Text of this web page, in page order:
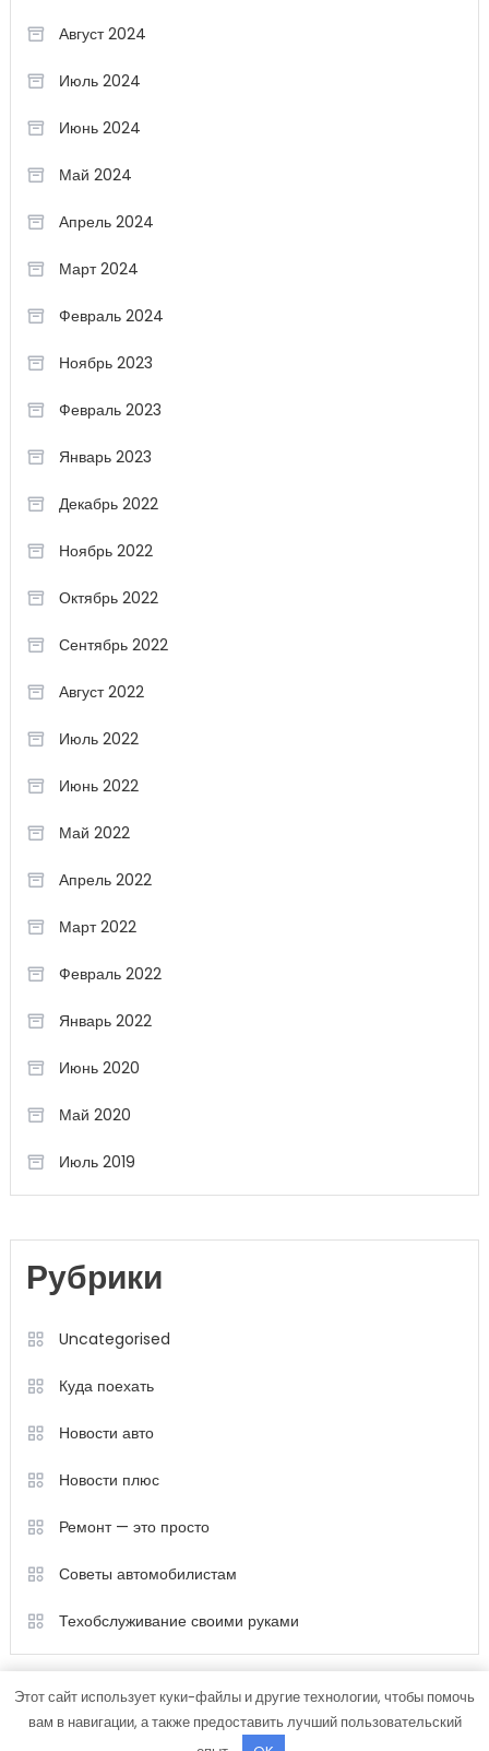
Август 2024
Июль 2024
Июнь 2024
Май 2024
Апрель 2024
Март 2024
Февраль 2024
Ноябрь 2023
Февраль 2023
Январь 2023
Декабрь 2022
Ноябрь 2022
Октябрь 2022
Сентябрь 2022
Август 2022
Июль 2022
Июнь 2022
Май 2022
Апрель 2022
Март 2022
Февраль 2022
Январь 2022
Июнь 2020
Май 2020
Июль 2019
Рубрики
Uncategorised
Куда поехать
Новости авто
Новости плюс
Ремонт — это просто
Советы автомобилистам
Техобслуживание своими руками
Этот сайт использует куки-файлы и другие технологии, чтобы помочь
вам в навигации, а также предоставить лучший пользовательский